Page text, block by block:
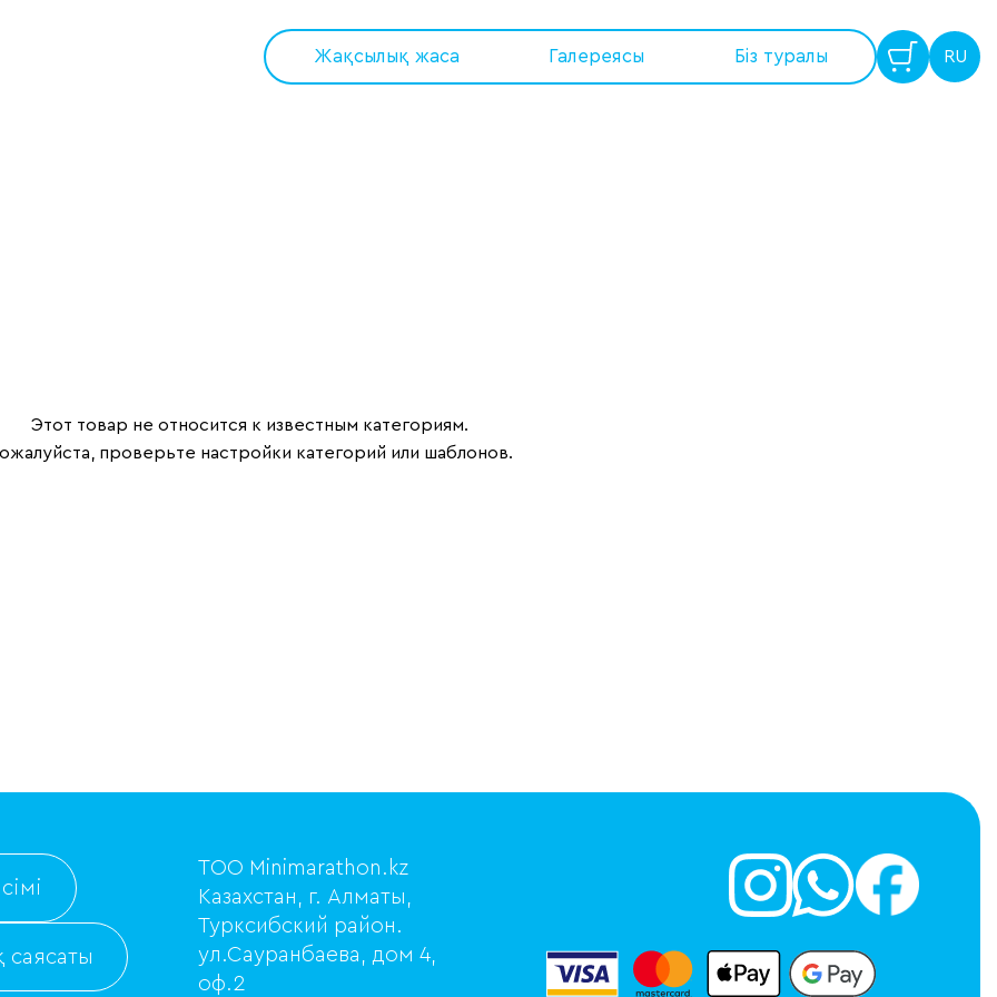
Жақсылық жаса Галереясы Бiз туралы RU
Этот товар не относится к известным категориям.
проверьте настройки категорий или шаблонов.
ТОО Minimarathon.kz
Казахстан, г. Алматы,
Турксибский район.
ул.Сауранбаева, дом 4,
оф.2